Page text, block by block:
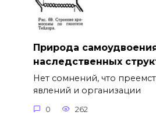
Природа
наследственных
Нет сомнений, что
явлений и организации
0 262